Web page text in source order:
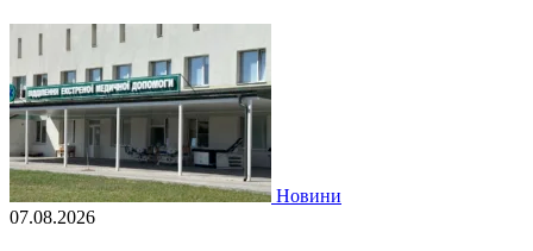
Новини
07.08.2026